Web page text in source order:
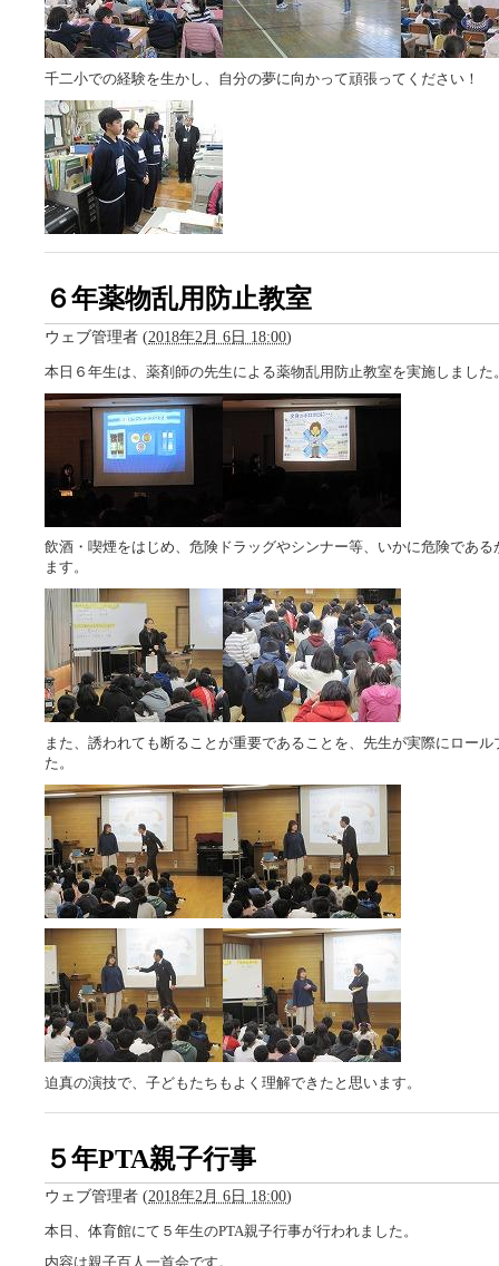
千二小での経験を生かし、自分の夢に向かって頑張ってください！
６年薬物乱用防止教室
ウェブ管理者 (2018年2月 6日 18:00)
本日６年生は、薬剤師の先生による薬物乱用防止教室を実施しました
飲酒・喫煙をはじめ、危険ドラッグやシンナー等、いかに危険である
ます。
また、誘われても断ることが重要であることを、先生が実際にロー
た。
迫真の演技で、子どもたちもよく理解できたと思います。
５年PTA親子行事
ウェブ管理者 (2018年2月 6日 18:00)
本日、体育館にて５年生のPTA親子行事が行われました。
内容は親子百人一首会です。